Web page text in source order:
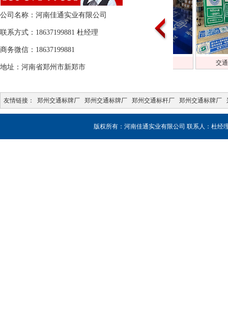
公司名称：河南佳通实业有限公司
联系方式：18637199881 杜经理
商务微信：18637199881
地址：河南省郑州市新郑市
加工半成品 交通标识牌厂家
友情链接： 郑州交通标牌厂 郑州交通标牌厂 郑州交通标杆厂 郑州交通标牌厂
版权所有：河南佳通实业有限公司 联系人：杜经